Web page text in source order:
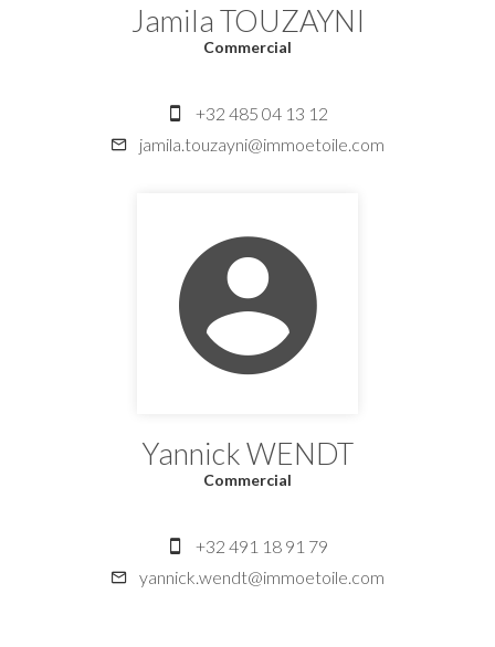
Jamila TOUZAYNI
Commercial
+32 485 04 13 12
jamila.touzayni@immoetoile.com
Yannick WENDT
Commercial
+32 491 18 91 79
yannick.wendt@immoetoile.com